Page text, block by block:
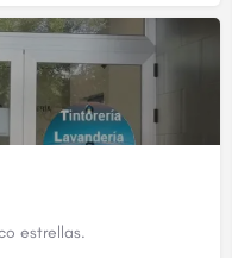
estrellas.